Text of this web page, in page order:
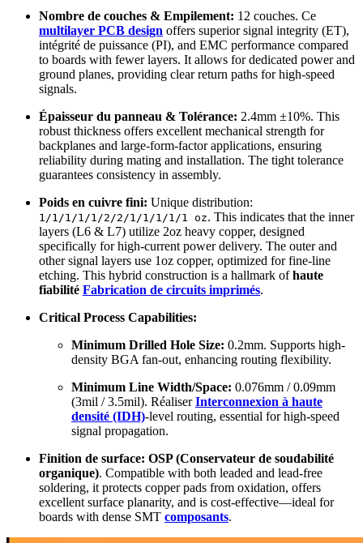
Nombre de couches & Empilement: 12 couches. Ce
multilayer PCB design offers superior signal integrity (ET),
intégrité de puissance (PI), and EMC performance compared
to boards with fewer layers. It allows for dedicated power and
ground planes, providing clear return paths for high-speed
signals.
Épaisseur du panneau & Tolérance: 2.4mm ±10%. This
robust thickness offers excellent mechanical strength for
backplanes and large-form-factor applications, ensuring
reliability during mating and installation. The tight tolerance
guarantees consistency in assembly.
Poids en cuivre fini: Unique distribution:
1/1/1/1/1/2/2/1/1/1/1/1 oz. This indicates that the inner
layers (L6 & L7) utilize 2oz heavy copper, designed
specifically for high-current power delivery. The outer and
other signal layers use 1oz copper, optimized for fine-line
etching. This hybrid construction is a hallmark of haute
fiabilité Fabrication de circuits imprimés.
Critical Process Capabilities:
Minimum Drilled Hole Size: 0.2mm. Supports high-
density BGA fan-out, enhancing routing flexibility.
Minimum Line Width/Space: 0.076mm / 0.09mm
(3mil / 3.5mil). RéaliserInterconnexion à haute
densité (IDH)-level routing, essential for high-speed
signal propagation.
Finition de surface: OSP (Conservateur de soudabilité
organique). Compatible with both leaded and lead-free
soldering, it protects copper pads from oxidation, offers
excellent surface planarity, and is cost-effective—ideal for
boards with dense SMT composants.